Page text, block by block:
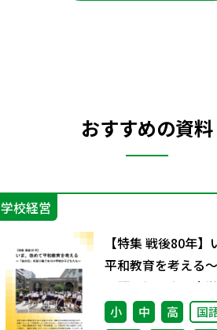
おすすめの資料
学校経営
【特集 戦後80年
平和教育を考える
を語り継ぐ本川小
たち〜
小 中 高 国